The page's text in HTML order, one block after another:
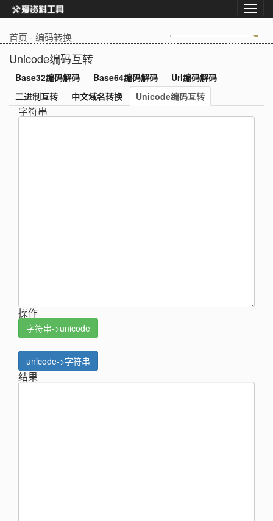
首页 -编码转换
Unicode编码互转
Base32编码解码 Base64编码解码
Url编码解码
二进制互转
中文域名转换 Unicode编码互转
字符串
操作
字符串->unicode
unicode->字符串
结果